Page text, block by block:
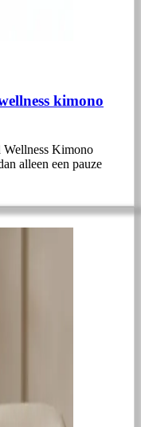
kimono
Wellness Kimono
alleen een pauze